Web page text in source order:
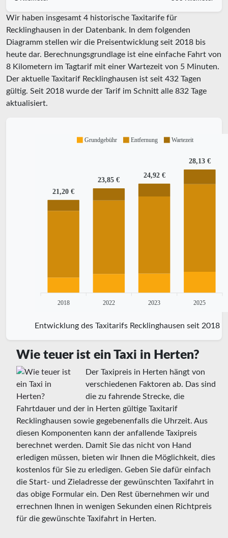
Wir haben insgesamt 4 historische Taxitarife für
Recklinghausen in der Datenbank. In dem folgenden
Diagramm stellen wir die Preisentwicklung seit 2018 bis
heute dar. Berechnungsgrundlage ist eine einfache Fahrt von
8 Kilometern im Tagtarif mit einer Wartezeit von 5 Minuten.
Der aktuelle Taxitarif Recklinghausen ist seit 432 Tagen
gültig. Seit 2018 wurde der Tarif im Schnitt alle 832 Tage
aktualisiert.
21,20 €
23,85 €
24,92 €
28,13 €
2018 2022 2023 2025
Grundgebühr Entfernung Wartezeit
Entwicklung des Taxitarifs Recklinghausen seit 2018
Wie teuer ist ein Taxi in Herten?
Der Taxipreis in Herten hängt von
verschiedenen Faktoren ab. Das sind
die zu fahrende Strecke, die
Fahrtdauer und der in Herten gültige Taxitarif
Recklinghausen sowie gegebenenfalls die Uhrzeit. Aus
diesen Komponenten kann der anfallende Taxipreis
berechnet werden. Damit Sie das nicht von Hand
erledigen müssen, bieten wir Ihnen die Möglichkeit, dies
kostenlos für Sie zu erledigen. Geben Sie dafür einfach
die Start- und Zieladresse der gewünschten Taxifahrt in
das obige Formular ein. Den Rest übernehmen wir und
errechnen Ihnen in wenigen Sekunden einen Richtpreis
für die gewünschte Taxifahrt in Herten.